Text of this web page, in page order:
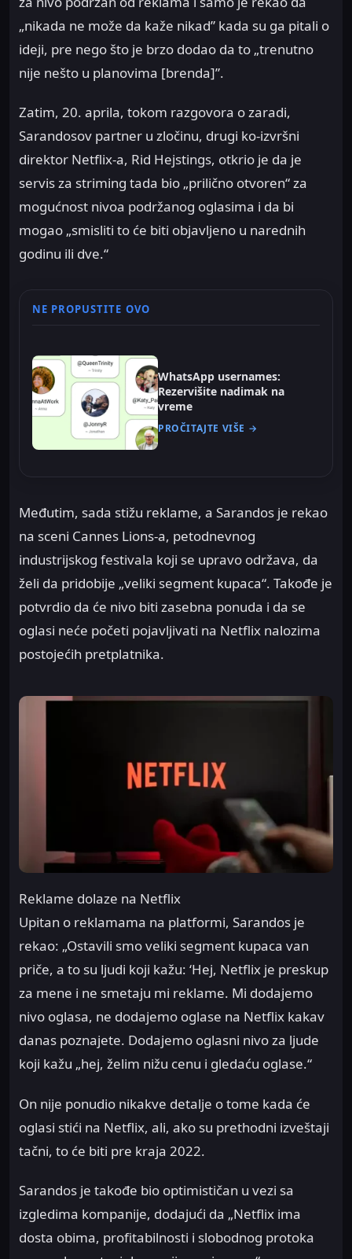
„nikada ne može da kaže nikad” kada su ga pitali o
ideji, pre nego što je brzo dodao da to „trenutno
nije nešto u planovima [brenda]”.
Zatim, 20. aprila, tokom razgovora o zaradi,
Sarandosov partner u zločinu, drugi ko-izvršni
direktor Netflix-a, Rid Hejstings, otkrio je da je
servis za striming tada bio „prilično otvoren“ za
mogućnost nivoa podržanog oglasima i da bi
mogao „smisliti to će biti objavljeno u narednih
godinu ili dve.“
NE PROPUSTITE OVO
WhatsApp usernames:
Rezervišite nadimak na
vreme
PROČITAJTE VIŠE →
Međutim, sada stižu reklame, a Sarandos je rekao
na sceni Cannes Lions-a, petodnevnog
industrijskog festivala koji se upravo održava, da
želi da pridobije „veliki segment kupaca“. Takođe je
potvrdio da će nivo biti zasebna ponuda i da se
oglasi neće početi pojavljivati na Netflix nalozima
postojećih pretplatnika.
Reklame dolaze na Netflix
Upitan o reklamama na platformi, Sarandos je
rekao: „Ostavili smo veliki segment kupaca van
priče, a to su ljudi koji kažu: ‘Hej, Netflix je preskup
za mene i ne smetaju mi reklame. Mi dodajemo
nivo oglasa, ne dodajemo oglase na Netflix kakav
danas poznajete. Dodajemo oglasni nivo za ljude
koji kažu „hej, želim nižu cenu i gledaću oglase.“
On nije ponudio nikakve detalje o tome kada će
oglasi stići na Netflix, ali, ako su prethodni izveštaji
tačni, to će biti pre kraja 2022.
Sarandos je takođe bio optimističan u vezi sa
izgledima kompanije, dodajući da „Netflix ima
dosta obima, profitabilnosti i slobodnog protoka